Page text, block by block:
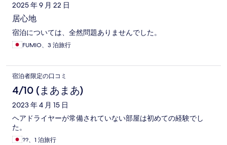
2025 年 9 月 22 日
居心地
宿泊については、全然問題ありませんでした。
FUMIO、3 泊旅行
宿泊者限定の口コミ
4/10 (まあまあ)
2023 年 4 月 15 日
ヘアドライヤーが常備されていない部屋は初めての経験でし
た。
??、1 泊旅行